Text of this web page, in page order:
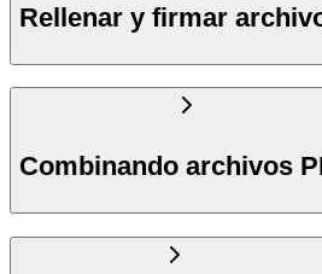
Rellenar y firmar
Combinando archivos